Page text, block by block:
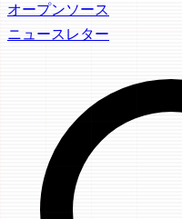
オープンソース
ニュースレター